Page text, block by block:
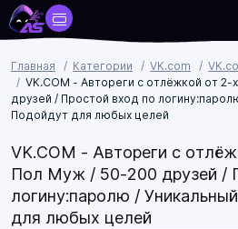
Главная Категории VK.com
VK.COM - Автореги с отлёжкой от
друзей / Простой вход по
Подойдут для любых целей
VK.COM - Автореги с
Пол Муж / 50-200 друзей /
логину:паролю /
для любых целей